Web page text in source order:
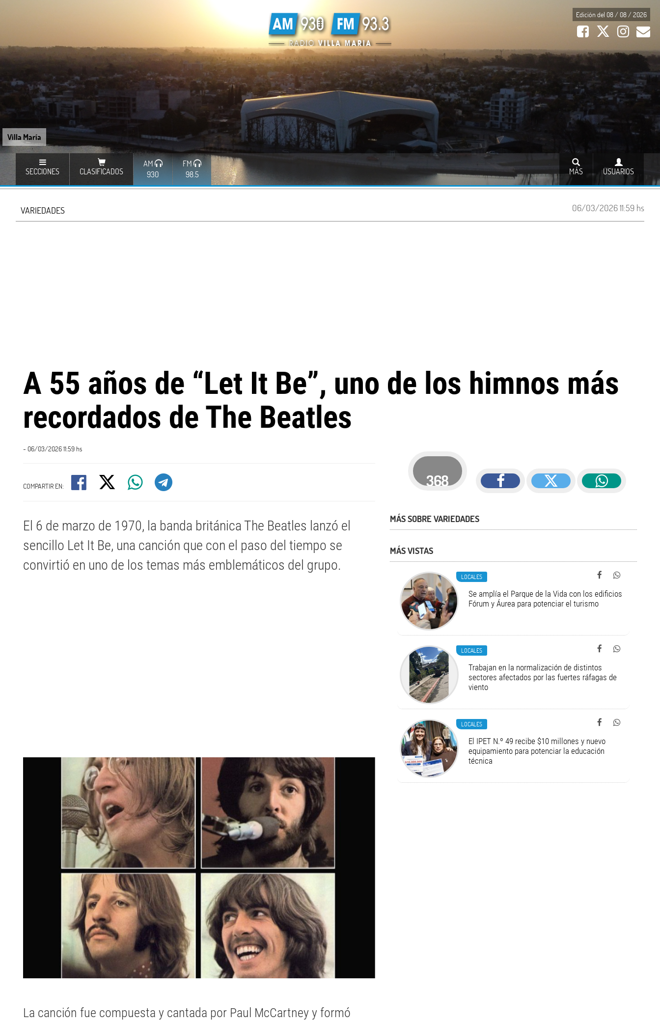
Villa María
Edición del 08 / 08 / 2026
SECCIONES CLASIFICADOS
AM
930
FM
98.5
USUARIOS
MÁS
06/03/2026 11:59 hs
VARIEDADES
A 55 años de “Let It Be”, uno de los himnos más
recordados de The Beatles
- 06/03/2026 11:59 hs
COMPARTIR EN:
El 6 de marzo de 1970, la banda británica The Beatles lanzó el
sencillo Let It Be, una canción que con el paso del tiempo se
convirtió en uno de los temas más emblemáticos del grupo.
La canción fue compuesta y cantada por Paul McCartney y formó
368
MÁS SOBRE VARIEDADES
MÁS VISTAS
LOCALES
Se amplía el Parque de la Vida con los edificios
Fórum y Áurea para potenciar el turismo
LOCALES
Trabajan en la normalización de distintos
sectores afectados por las fuertes ráfagas de
viento
LOCALES
El IPET N.º 49 recibe $10 millones y nuevo
equipamiento para potenciar la educación
técnica